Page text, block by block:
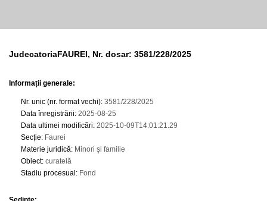
JudecatoriaFAUREI, Nr. dosar: 3581/228/2025
Informații generale:
Nr. unic (nr. format vechi): 3581/228/2025
Data înregistrării: 2025-08-25
Data ultimei modificări: 2025-10-09T14:01:21.29
Secție: Faurei
Materie juridică: Minori şi familie
Obiect: curatelă
Stadiu procesual : Fond